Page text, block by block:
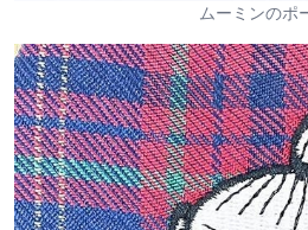
ムーミンのポ